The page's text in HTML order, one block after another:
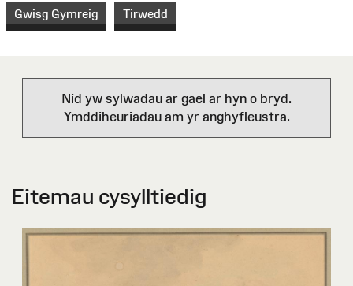
Gwisg Gymreig Tirwedd
Nid yw sylwadau ar gael ar hyn o bryd.
Ymddiheuriadau am yr anghyfleustra.
Eitemau cysylltiedig